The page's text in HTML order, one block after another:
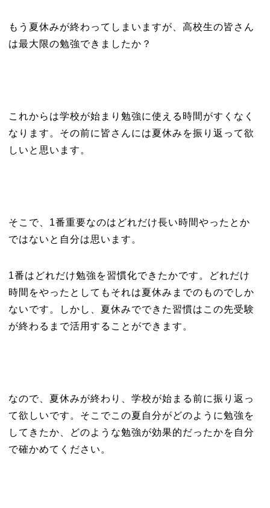
もう夏休みが終わってしまいますが、高校生の皆さん
は最大限の勉強できましたか？
これからは学校が始まり勉強に使える時間がすくなく
なります。その前に皆さんには夏休みを振り返って欲
しいと思います。
そこで、1番重要なのはどれだけ長い時間やったとか
ではないと自分は思います。
1番はどれだけ勉強を習慣化できたかです。どれだけ
時間をやったとしてもそれは夏休みまでのものでしか
ないです。しかし、夏休みでできた習慣はこの先受験
が終わるまで活用することができます。
なので、夏休みが終わり、学校が始まる前に振り返っ
て欲しいです。そこでこの夏自分がどのように勉強を
してきたか、どのような勉強が効果的だったかを自分
で確かめてください。